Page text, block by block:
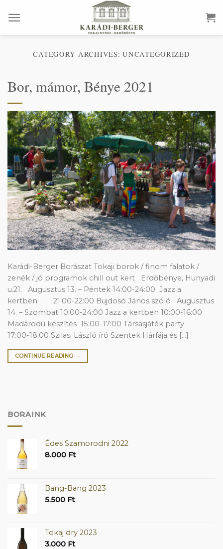
CATEGORY ARCHIVES:UNCATEGORIZED
Bor, mámor, Bénye 2021
Karádi-Berger Borászat Tokaji borok / finom falatok /
zenék / jó programok chill out kert Erdőbénye, Hunyadi
u.21. Augusztus 13. – Péntek 14:00-24:00 Jazz a
kertben 21:00-22:00 Bujdosó János szóló Augusztus
14. – Szombat 10:00-24:00 Jazz a kertben 10:00-16:00
Madárodú készítés 15:00-17:00 Társasjáték party
17:00-18:00 Szilasi László író Szentek Hárfája és […]
CONTINUE READING →
BORAINK
Édes Szamorodni 2022
8.000 Ft
Bang-Bang 2023
5.500 Ft
Tokaj dry 2023
3.000 Ft